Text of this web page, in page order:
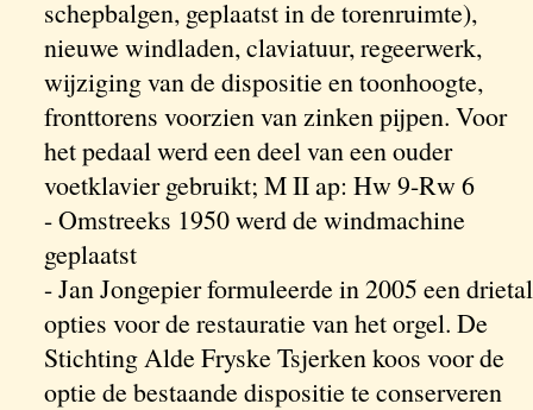
schepbalgen, geplaatst in de torenruimte),
nieuwe windladen, claviatuur, regeerwerk,
wijziging van de dispositie en toonhoogte,
fronttorens voorzien van zinken pijpen. Voor
het pedaal werd een deel van een ouder
voetklavier gebruikt; M II ap: Hw 9-Rw 6
- Omstreeks 1950 werd de windmachine
geplaatst
- Jan Jongepier formuleerde in 2005 een drietal
opties voor de restauratie van het orgel. De
Stichting Alde Fryske Tsjerken koos voor de
optie de bestaande dispositie te conserveren